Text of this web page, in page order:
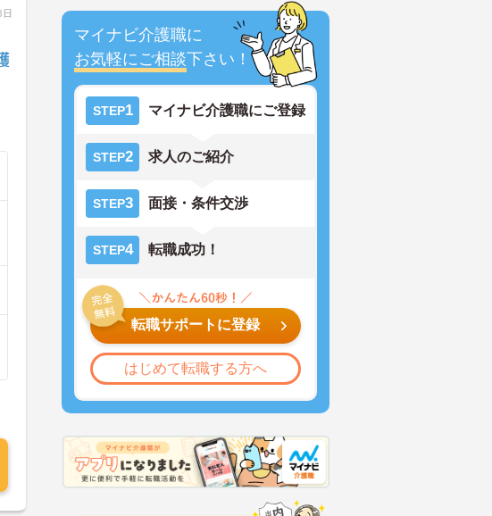
マイナビ介護職に
お気軽にご相談下さい！
STEP1 マイナビ介護職にご登録
STEP2 求人のご紹介
STEP3 面接・条件交渉
STEP4 転職成功！
転職サポートに登録
はじめて転職する方へ